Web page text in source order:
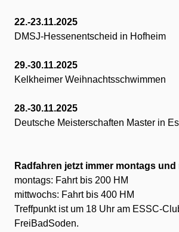
22.-23.11.2025
DMSJ-Hessenentscheid in Hofheim
29.-30.11.2025
Kelkheimer Weihnachtsschwimmen
28.-30.11.2025
Deutsche Meisterschaften Master in
Radfahren jetzt immer montags
montags: Fahrt bis 200 HM
mittwochs: Fahrt bis 400 HM
Treffpunkt ist um 18 Uhr am ESSC-
FreiBadSoden.